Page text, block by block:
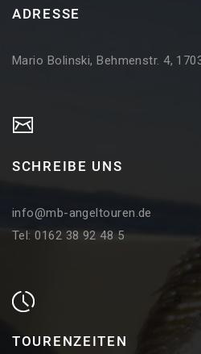
ADRESSE
Mario Bolinski, Behmenstr. 4,
SCHREIBE UNS
info@mb-angeltouren.de
Tel: 0162 38 92 48 5
TOURENZEITEN